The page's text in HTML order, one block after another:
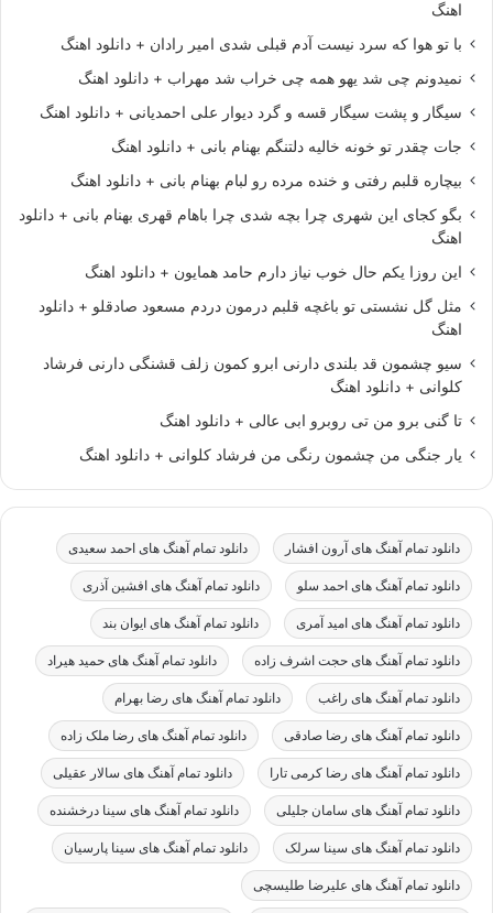
اهنگ
با تو هوا که سرد نیست آدم قبلی شدی امیر رادان + دانلود اهنگ
نمیدونم چی شد یهو همه چی خراب شد مهراب + دانلود اهنگ
سیگار و پشت سیگار قسه و گرد دیوار علی احمدیانی + دانلود اهنگ
جات چقدر تو خونه خالیه دلتنگم بهنام بانی + دانلود اهنگ
بیچاره قلبم رفتی و خنده مرده رو لبام بهنام بانی + دانلود اهنگ
بگو کجای این شهری چرا بچه شدی چرا باهام قهری بهنام بانی + دانلود
اهنگ
این روزا یکم حال خوب نیاز دارم حامد همایون + دانلود اهنگ
مثل گل نشستی تو باغچه قلبم درمون دردم مسعود صادقلو + دانلود
اهنگ
سیو چشمون قد بلندی دارنی ابرو کمون زلف قشنگی دارنی فرشاد
کلوانی + دانلود اهنگ
تا گنی برو من تی روبرو ابی عالی + دانلود اهنگ
یار جنگی من چشمون رنگی من فرشاد کلوانی + دانلود اهنگ
دانلود تمام آهنگ های آرون افشار دانلود تمام آهنگ های احمد سعیدی
دانلود تمام آهنگ های احمد سلو دانلود تمام آهنگ های افشین آذری
دانلود تمام آهنگ های امید آمری دانلود تمام آهنگ های ایوان بند
دانلود تمام آهنگ های حجت اشرف زاده دانلود تمام آهنگ های حمید هیراد
دانلود تمام آهنگ های راغب دانلود تمام آهنگ های رضا بهرام
دانلود تمام آهنگ های رضا صادقی دانلود تمام آهنگ های رضا ملک زاده
دانلود تمام آهنگ های رضا کرمی تارا دانلود تمام آهنگ های سالار عقیلی
دانلود تمام آهنگ های سامان جلیلی دانلود تمام آهنگ های سینا درخشنده
دانلود تمام آهنگ های سینا سرلک دانلود تمام آهنگ های سینا پارسیان
دانلود تمام آهنگ های علیرضا طلیسچی